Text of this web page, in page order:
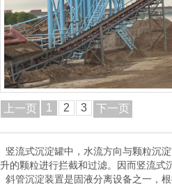
上一页 1 2 3 下一页
竖流式沉淀罐中，水流方向与颗粒沉
升的颗粒进行拦截和过滤。因而竖流式
斜管沉淀装置是固液分离设备之一，